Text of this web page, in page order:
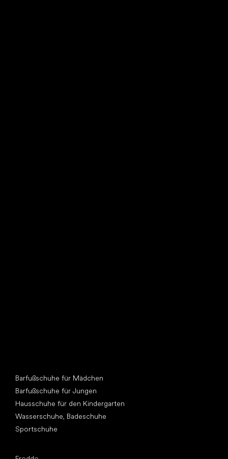
Barfußschuhe für Mädchen
Barfußschuhe für Jungen
Hausschuhe für den Kindergarten
Wasserschuhe, Badeschuhe
Sportschuhe